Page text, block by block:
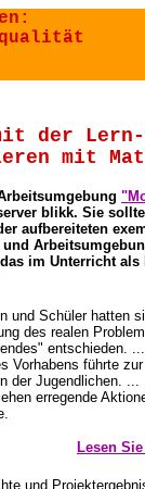
der Lern-
mit
blikk. Sie
aufbereiteten
und
das im Unterricht als
und Schüler hatten
des realen
entschieden.
Vorhabens führte
der Jugendlichen.
erregende
Lesen
und